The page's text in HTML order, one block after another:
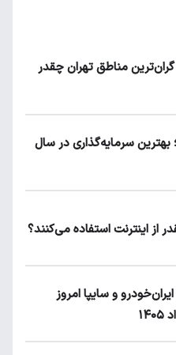
گران‌ترین مناطق تهران چقدر
بهترین سرمایه‌گذاری در سال
از اینترنت استفاده می‌کنند؟
و سایپا امروز